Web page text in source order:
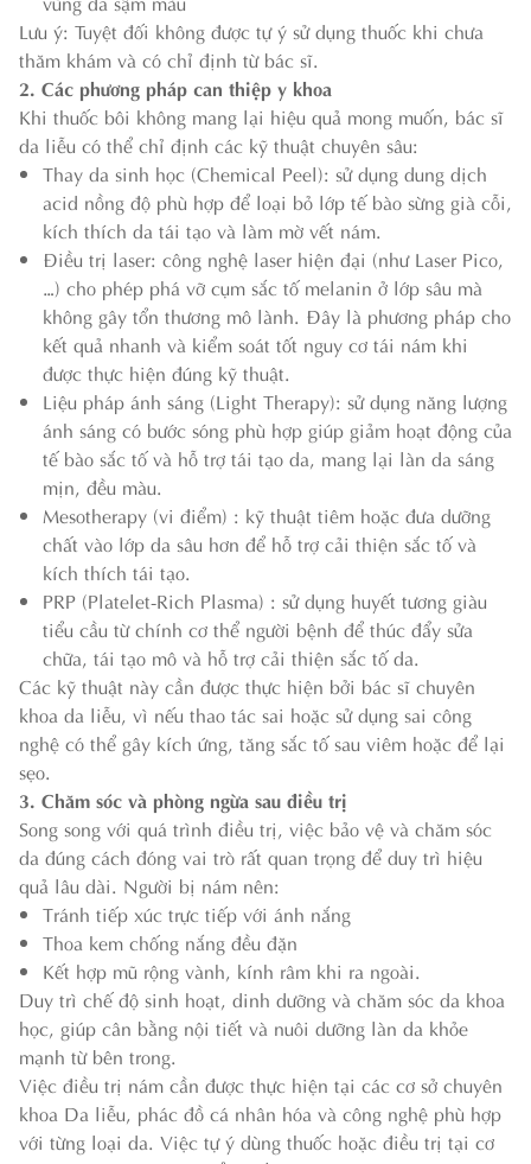
Lưu ý: Tuyệt đối không được tự ý sử dụng thuốc khi chưa
thăm khám và có chỉ định từ bác sĩ.
2. Các phương pháp can thiệp y khoa
Khi thuốc bôi không mang lại hiệu quả mong muốn, bác sĩ
da liễu có thể chỉ định các kỹ thuật chuyên sâu:
Thay da sinh học (Chemical Peel): sử dụng dung dịch
acid nồng độ phù hợp để loại bỏ lớp tế bào sừng già cỗi,
kích thích da tái tạo và làm mờ vết nám.
Điều trị laser: công nghệ laser hiện đại (như Laser Pico,
…) cho phép phá vỡ cụm sắc tố melanin ở lớp sâu mà
không gây tổn thương mô lành. Đây là phương pháp cho
kết quả nhanh và kiểm soát tốt nguy cơ tái nám khi
được thực hiện đúng kỹ thuật.
Liệu pháp ánh sáng (Light Therapy): sử dụng năng lượng
ánh sáng có bước sóng phù hợp giúp giảm hoạt động của
tế bào sắc tố và hỗ trợ tái tạo da, mang lại làn da sáng
mịn, đều màu.
Mesotherapy (vi điểm) : kỹ thuật tiêm hoặc đưa dưỡng
chất vào lớp da sâu hơn để hỗ trợ cải thiện sắc tố và
kích thích tái tạo.
PRP (Platelet-Rich Plasma) : sử dụng huyết tương giàu
tiểu cầu từ chính cơ thể người bệnh để thúc đẩy sửa
chữa, tái tạo mô và hỗ trợ cải thiện sắc tố da.
Các kỹ thuật này cần được thực hiện bởi bác sĩ chuyên
khoa da liễu, vì nếu thao tác sai hoặc sử dụng sai công
nghệ có thể gây kích ứng, tăng sắc tố sau viêm hoặc để lại
sẹo.
3. Chăm sóc và phòng ngừa sau điều trị
Song song với quá trình điều trị, việc bảo vệ và chăm sóc
da đúng cách đóng vai trò rất quan trọng để duy trì hiệu
quả lâu dài. Người bị nám nên:
Tránh tiếp xúc trực tiếp với ánh nắng
Thoa kem chống nắng đều đặn
Kết hợp mũ rộng vành, kính râm khi ra ngoài.
Duy trì chế độ sinh hoạt, dinh dưỡng và chăm sóc da khoa
học, giúp cân bằng nội tiết và nuôi dưỡng làn da khỏe
mạnh từ bên trong.
Việc điều trị nám cần được thực hiện tại các cơ sở chuyên
khoa Da liễu, phác đồ cá nhân hóa và công nghệ phù hợp
với từng loại da. Việc tự ý dùng thuốc hoặc điều trị tại cơ